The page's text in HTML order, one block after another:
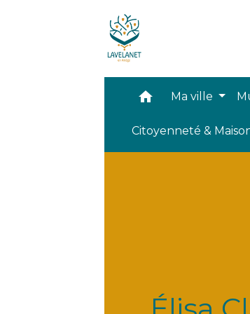
home Ma ville
Citoyenneté &